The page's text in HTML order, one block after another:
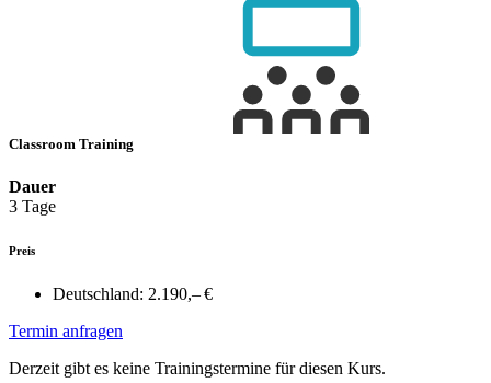
Classroom Training
Dauer
3 Tage
Preis
Deutschland: 2.190,– €
Termin anfragen
Derzeit gibt es keine Trainingstermine für diesen Kurs.